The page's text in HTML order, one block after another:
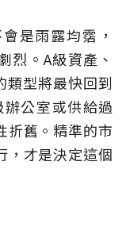
是雨露均霑，
烈。A級資產、
類型將最快回到
公室或供給過
折舊。精準的市
，才是決定這個